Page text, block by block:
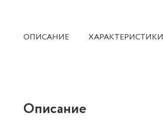
ОПИСАНИЕ ХАРАКТЕРИСТИКИ
Описание